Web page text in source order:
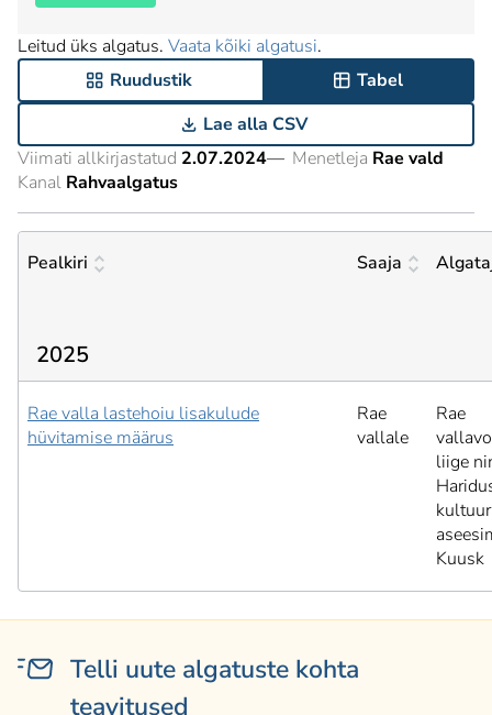
Leitud üks algatus. Vaata kõiki algatusi.
Ruudustik
Tabel
Lae alla CSV
Viimati allkirjastatud 2.07.2024— Menetleja Rae vald
Kanal Rahvaalgatus
Pealkiri Saaja
2025
Rae valla lastehoiu lisakulude
hüvitamise määrus
Rae
vallale
Rae
liige
Kuusk
Telli uute algatuste kohta
teavitused